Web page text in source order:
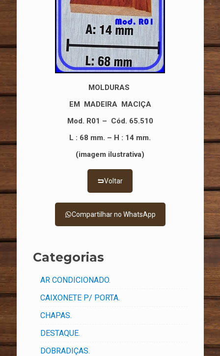
MOLDURAS
EM MADEIRA MACIÇA
Mod. R01 – Cód. 65.510
L : 68 mm. – H : 14 mm.
(imagem ilustrativa)
Voltar
Compartilhar no WhatsApp
Categorias
AR CONDICIONADO.
CAIXONETE P/ PORTA.
CHAPAS.
DESTAQUE.
DOBRADIÇAS.